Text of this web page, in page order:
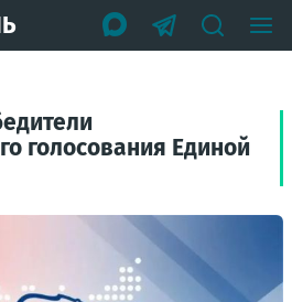
голосования Единой